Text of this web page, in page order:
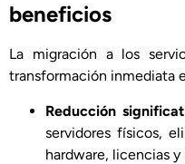
beneficios
La migración a los
transformación inmediata
Reducción
servidores físicos,
hardware, licencias